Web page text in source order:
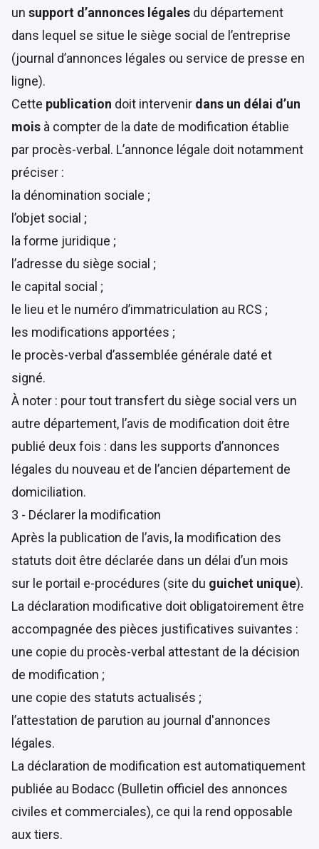
un support d’annonces légales du département
dans lequel se situe le siège social de l’entreprise
(journal d’annonces légales ou service de presse en
ligne).
Cette publication doit intervenir dans un délai d’un
mois à compter de la date de modification établie
par procès-verbal. L’annonce légale doit notamment
préciser :
la dénomination sociale ;
l’objet social ;
la forme juridique ;
l’adresse du siège social ;
le capital social ;
le lieu et le numéro d’immatriculation au RCS ;
les modifications apportées ;
le procès-verbal d’assemblée générale daté et
signé.
À noter : pour tout transfert du siège social vers un
autre département, l’avis de modification doit être
publié deux fois : dans les supports d’annonces
légales du nouveau et de l’ancien département de
domiciliation.
3 - Déclarer la modification
Après la publication de l’avis, la modification des
statuts doit être déclarée dans un délai d’un mois
sur le portail e-procédures (site du guichet unique).
La déclaration modificative doit obligatoirement être
accompagnée des pièces justificatives suivantes :
une copie du procès-verbal attestant de la décision
de modification ;
une copie des statuts actualisés ;
l’attestation de parution au journal d'annonces
légales.
La déclaration de modification est automatiquement
publiée au Bodacc (Bulletin officiel des annonces
civiles et commerciales), ce qui la rend opposable
aux tiers.